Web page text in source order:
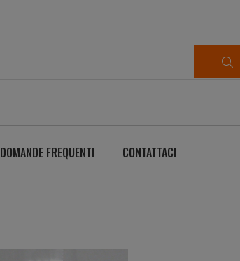
DOMANDE FREQUENTI CONTATTACI